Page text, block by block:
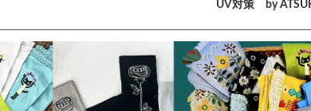
UV対策 by